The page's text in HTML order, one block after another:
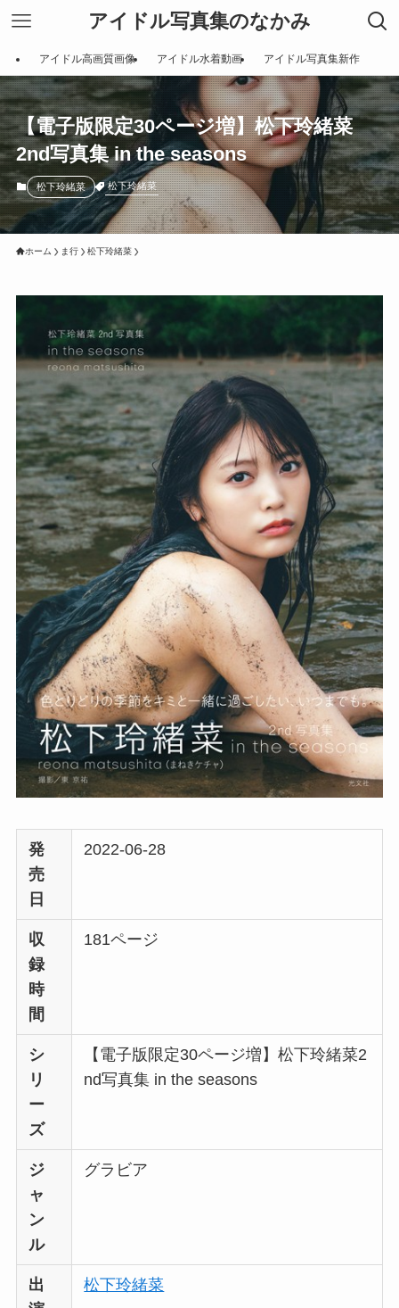
アイドル写真集のなかみ
アイドル高画質画像 アイドル水着動画 アイドル写真集新作
【電子版限定30ページ増】松下玲緒菜
2nd写真集 in the seasons
松下玲緒菜 松下玲緒菜
ホーム ま行 松下玲緒菜
発
売
日
2022-06-28
収
録
時
間
181ページ
シ
リ
ー
ズ
【電子版限定30ページ増】松下玲緒菜2
nd写真集 in the seasons
ジ
ャ
ン
ル
グラビア
出
松下玲緒菜